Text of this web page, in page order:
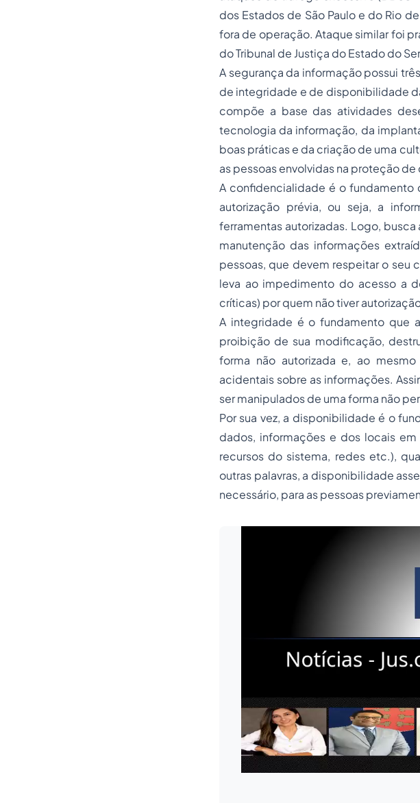
dos Estados de São Paulo e do Rio
fora de operação. Ataque similar foi
do Tribunal de Justiça do Estado do
A segurança da informação possui
de integridade e de disponibilidade
compõe a base das atividades
tecnologia da informação, da
boas práticas e da criação de uma
as pessoas envolvidas na proteção
A confidencialidade é o fundamento
autorização prévia, ou seja, a
ferramentas autorizadas. Logo,
manutenção das informações
pessoas, que devem respeitar o seu
leva ao impedimento do acesso a
críticas) por quem não tiver
A integridade é o fundamento que
proibição de sua modificação,
forma não autorizada e, ao
acidentais sobre as informações.
ser manipulados de uma forma não
Por sua vez, a disponibilidade é o
dados, informações e dos locais
recursos do sistema, redes etc.),
outras palavras, a disponibilidade
necessário, para as pessoas